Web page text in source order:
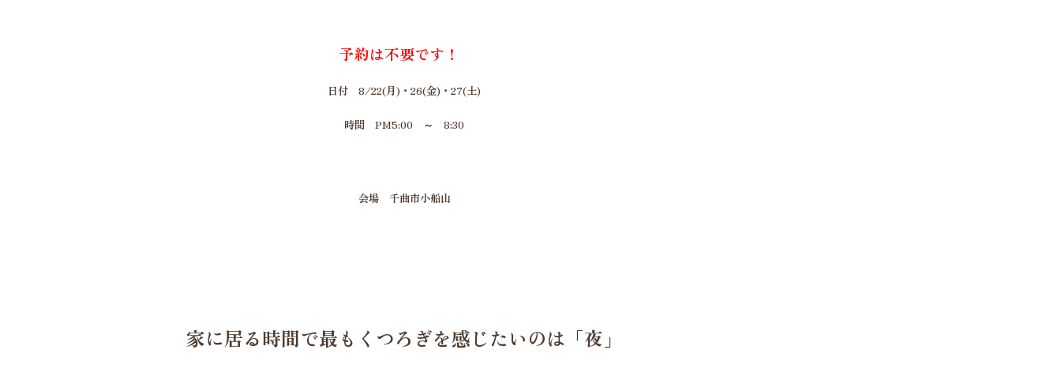
予約は不要です！
日付 8/22(月)・26(金)・27(土)
時間 PM5:00 ～ 8:30
会場 千曲市小船山
家に居る時間で最もくつろぎを感じたいのは「夜」